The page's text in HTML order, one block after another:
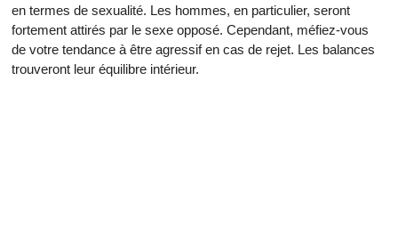
en termes de sexualité. Les hommes, en particulier, seront
fortement attirés par le sexe opposé. Cependant, méfiez-vous
de votre tendance à être agressif en cas de rejet. Les balances
trouveront leur équilibre intérieur.